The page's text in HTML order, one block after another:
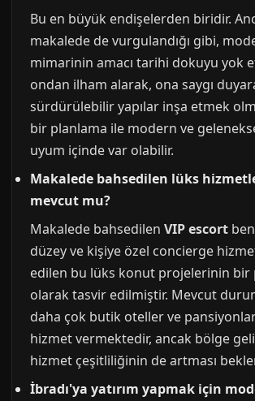
Bu en büyük endişelerden biridir.
makalede de vurgulandığı gibi,
mimarinin amacı tarihi dokuyu yok
ondan ilham alarak, ona saygı
sürdürülebilir yapılar inşa etmek
bir planlama ile modern ve
uyum içinde var olabilir.
Makalede bahsedilen lüks
mevcut mu?
Makalede bahsedilen VIP escort
düzey ve kişiye özel concierge
edilen bu lüks konut projelerinin bir
olarak tasvir edilmiştir. Mevcut
daha çok butik oteller ve pansiyonlar
hizmet vermektedir, ancak bölge
hizmet çeşitliliğinin de artması
İbradı'ya yatırım yapmak için